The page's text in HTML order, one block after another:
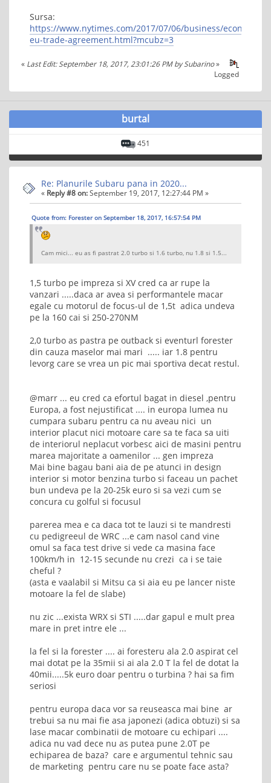
Sursa:
https://www.nytimes.com/2017/07/06/business/economy/
eu-trade-agreement.html?mcubz=3
« Last Edit: September 18, 2017, 23:01:26 PM by Subarino»
Logged
burtal
451
Re: Planurile Subaru pana in 2020...
« Reply #8 on:September 19, 2017, 12:27:44 PM »
Quote from: Forester on September 18, 2017, 16:57:54 PM
Cam mici... eu as fi pastrat 2.0 turbo si 1.6 turbo, nu 1.8 si 1.5...
1,5 turbo pe impreza si XV cred ca ar rupe la
vanzari .....daca ar avea si performantele macar
egale cu motorul de focus-ul de 1,5t adica undeva
pe la 160 cai si 250-270NM
2,0 turbo as pastra pe outback si eventurl forester
din cauza maselor mai mari ..... iar 1.8 pentru
levorg care se vrea un pic mai sportiva decat restul.
@marr ... eu cred ca efortul bagat in diesel ,pentru
Europa, a fost nejustificat .... in europa lumea nu
cumpara subaru pentru ca nu aveau nici un
interior placut nici motoare care sa te faca sa uiti
de interiorul neplacut vorbesc aici de masini pentru
marea majoritate a oamenilor ... gen impreza
Mai bine bagau bani aia de pe atunci in design
interior si motor benzina turbo si faceau un pachet
bun undeva pe la 20-25k euro si sa vezi cum se
concura cu golful si focusul
parerea mea e ca daca tot te lauzi si te mandresti
cu pedigreeul de WRC ...e cam nasol cand vine
omul sa faca test drive si vede ca masina face
100km/h in 12-15 secunde nu crezi ca i se taie
cheful ?
(asta e vaalabil si Mitsu ca si aia eu pe lancer niste
motoare la fel de slabe)
nu zic ...exista WRX si STI .....dar gapul e mult prea
mare in pret intre ele ...
la fel si la forester .... ai foresteru ala 2.0 aspirat cel
mai dotat pe la 35mii si ai ala 2.0 T la fel de dotat la
40mii.....5k euro doar pentru o turbina ? hai sa fim
seriosi
pentru europa daca vor sa reuseasca mai bine ar
trebui sa nu mai fie asa japonezi (adica obtuzi) si sa
lase macar combinatii de motoare cu echipari ....
adica nu vad dece nu as putea pune 2.0T pe
echiparea de baza? care e argumentul tehnic sau
de marketing pentru care nu se poate face asta?